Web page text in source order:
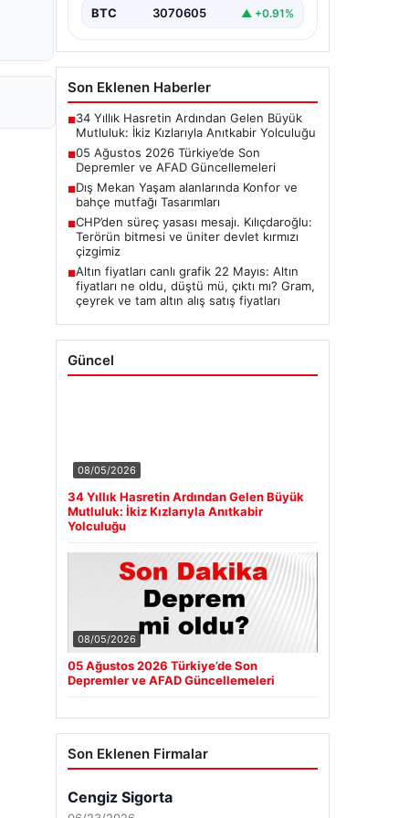
BTC 3070605 ▲ +0.91%
Son Eklenen Haberler
■34 Yıllık Hasretin Ardından Gelen Büyük
Mutluluk: İkiz Kızlarıyla Anıtkabir Yolculuğu
■05 Ağustos 2026 Türkiye’de Son
Depremler ve AFAD Güncellemeleri
■Dış Mekan Yaşam alanlarında Konfor ve
bahçe mutfağı Tasarımları
■CHP’den süreç yasası mesajı. Kılıçdaroğlu:
Terörün bitmesi ve üniter devlet kırmızı
çizgimiz
■Altın fiyatları canlı grafik 22 Mayıs: Altın
fiyatları ne oldu, düştü mü, çıktı mı? Gram,
çeyrek ve tam altın alış satış fiyatları
Güncel
08/05/2026
34 Yıllık Hasretin Ardından Gelen Büyük
Mutluluk: İkiz Kızlarıyla Anıtkabir
Yolculuğu
08/05/2026
05 Ağustos 2026 Türkiye’de Son
Depremler ve AFAD Güncellemeleri
Son Eklenen Firmalar
Cengiz Sigorta